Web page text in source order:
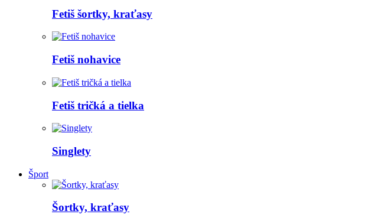
Fetiš šortky, kraťasy
Fetiš nohavice
Fetiš tričká a tielka
Singlety
Šport
Šortky, kraťasy